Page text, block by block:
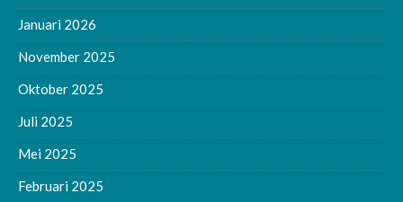
Januari 2026
November 2025
Oktober 2025
Juli 2025
Mei 2025
Februari 2025